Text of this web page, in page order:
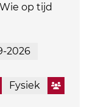
op tijd
2026
Fysiek